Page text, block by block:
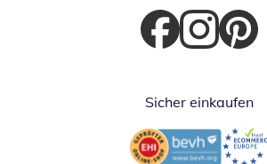
Öffnet in neuem
Öffnet inÖffnet
Sicher einkaufen